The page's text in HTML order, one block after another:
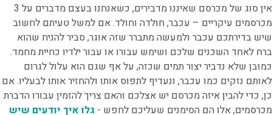
אין סוג של מכרסם שאיננו מדבירים, כשאנחנו בעצם מדברים על 3
מכרסמים עיקריים – עכבר, חולדה וחולד. אם למשל טעיתם לחשוב
שיש בדירתכם עכבר ולמעשה מתברר שזה אוגר, סביר להניח שהוא
ברח לאחד השכנים שלכם ושימש עבורו או עבור ילדיו כחיית מחמד.
כמובן שלא נדביר יצור תמים שכזה, על אף שגם הוא עלול לגרום
לאותם נזקים כמו עכבר, ונעדיף לתפוס אותו ולהחזיר אותו לבעליו. אם
כן, כדי להבין איזה מכרסם יש אצלכם והאם צריך להזמין עבורו הדברת
מכרסמים,אלו הם הסימנים שעליכם לחפש - גלו איך יודעים שיש